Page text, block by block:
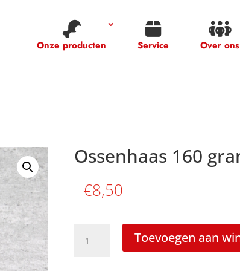
Onze producten Service Over ons
Ossenhaas 160
€8,50
160
Toevoegen aan